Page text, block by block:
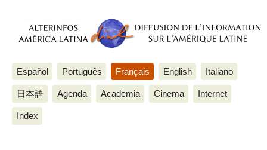
Español Português Français English Italiano
日本語 Agenda Academia Cinema Internet
Index